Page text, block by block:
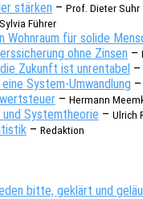
stär­ken – Prof. Dieter Suhr
Sylvia Führer
Wohn­raum für solide
ohne Zinsen –
Zukunft ist unren­ta­bel –
System-Umwand­lung –
– Hermann
und System­theo­rie – Ulrich
– Redak­ti­on
bitte, geklärt und